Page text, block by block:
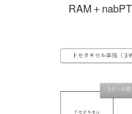
RAM＋